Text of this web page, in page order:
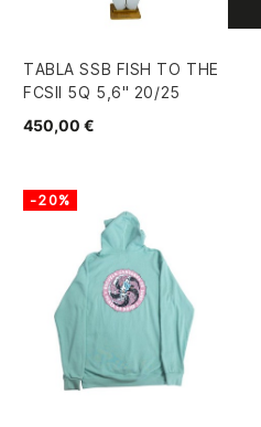
TABLA SSB FISH TO THE
FCSII 5Q 5,6" 20/25
450,00 €
-20%